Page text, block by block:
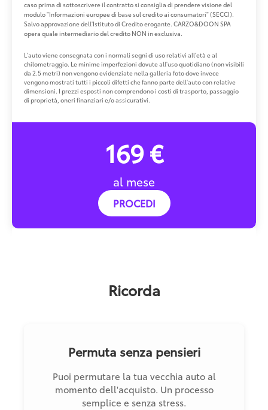
caso prima di sottoscrivere il contratto si consiglia di prendere visione del
modulo "Informazioni europee di base sul credito ai consumatori" (SECCI).
Salvo approvazione dell'Istituto di Credito erogante. CARZO&DOON SPA
opera quale intermediario del credito NON in esclusiva.
L'auto viene consegnata con i normali segni di uso relativi all'età e al
chilometraggio. Le minime imperfezioni dovute all'uso quotidiano (non visibili
da 2.5 metri) non vengono evidenziate nella galleria foto dove invece
vengono mostrati tutti i piccoli difetti che fanno parte dell'auto con relative
dimensioni. I prezzi esposti non comprendono i costi di trasporto, passaggio
di proprietà, oneri finanziari e/o assicurativi.
169 €
al mese
PROCEDI
Ricorda
Permuta senza pensieri
Puoi permutare la tua vecchia auto al
momento dell'acquisto. Un processo
semplice e senza stress.